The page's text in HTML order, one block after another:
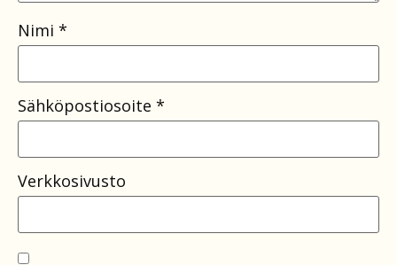
Nimi *
Sähköpostiosoite *
Verkkosivusto